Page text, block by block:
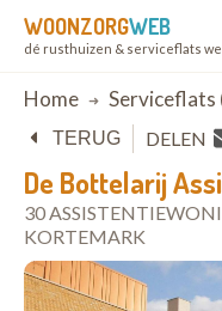
WOONZORGWEB
dé rusthuizen & serviceflats
Breadcrumb
Home Serviceflats
De Bottelarij
30
KORTEMARK
TERUG DELEN
open in Google Maps